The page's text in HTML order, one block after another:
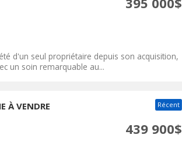
d'un seul propriétaire depuis son acquisition,
un soin remarquable au...
À VENDRE Récent
439 900$